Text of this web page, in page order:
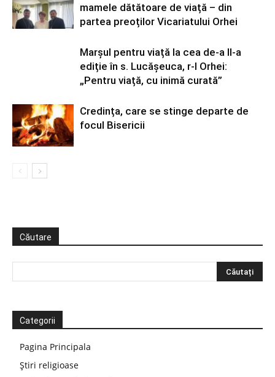
mamele dătătoare de viață – din
partea preoților Vicariatului Orhei
Marșul pentru viață la cea de-a II-a
ediție în s. Lucășeuca, r-l Orhei:
„Pentru viață, cu inimă curată”
Credința, care se stinge departe de
focul Bisericii
Căutare
Categorii
Pagina Principala
Știri religioase